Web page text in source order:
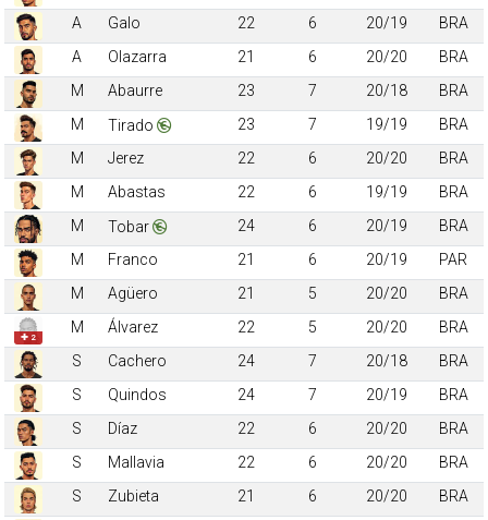
A
Galo 22 6 20/19
BRA
A
Olazarra 21 6 20/20
BRA
M
Abaurre 23 7 20/18
BRA
M
Tirado 23 7 19/19
BRA
M
Jerez 22 6 20/20
BRA
M
Abastas 22 6 19/19
BRA
M
Tobar 24 6 20/19
BRA
M
Franco 21 6 20/19
PAR
M
Agüero 21 5 20/20 BRA
✚ 2
M Álvarez 22 5 20/20
BRA
S
Cachero 24 7 20/18
BRA
S
Quindos 24 7 20/19
BRA
S
Díaz 22 6 20/20
BRA
S
Mallavia 22 6 20/20
BRA
S
Zubieta 21 6 20/20
BRA